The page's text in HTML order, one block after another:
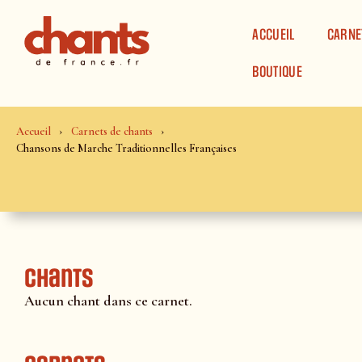
ACCUEIL
BOUTIQUE
Accueil
Carnets de chants
Chansons de Marche Traditionnelles Françaises
Chants
Aucun chant dans ce carnet.